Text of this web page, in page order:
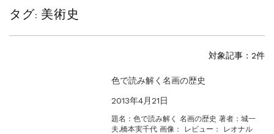
新着情報
2026.7.13
タグ:美術史
対象記事：2件
色で読み解く名画の歴史
2013年4月21日
題名：色で読み解く 名画の歴史 著者：城一
夫,橋本実千代 画像： レビュー： レオナル